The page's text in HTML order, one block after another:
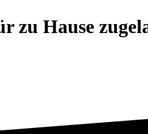
zu Hause